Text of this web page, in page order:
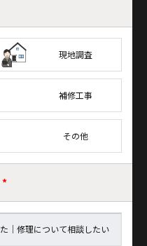
現地調査
補修工事
その他
*
｜修理について相談したい